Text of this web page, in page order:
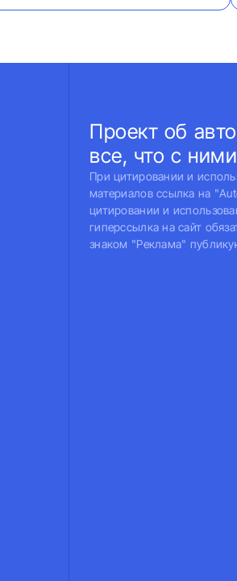
Проект об
все, что с
При цитировании и
материалов ссылка на
цитировании и
гиперссылка на сайт
знаком "Реклама"